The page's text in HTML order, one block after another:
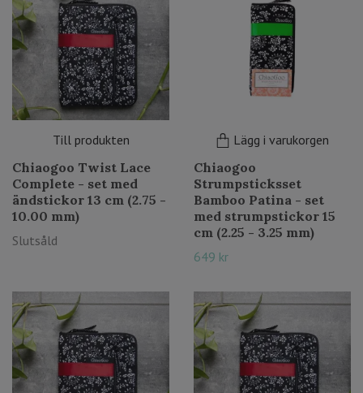
Till produkten
Chiaogoo Twist Lace
Complete - set med
ändstickor 13 cm (2.75 -
10.00 mm)
Slutsåld
Lägg i varukorgen
Chiaogoo
Strumpsticksset
Bamboo Patina - set
med strumpstickor 15
cm (2.25 - 3.25 mm)
649 kr